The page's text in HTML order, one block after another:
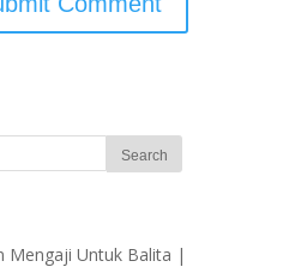
Mengaji Untuk Balita |